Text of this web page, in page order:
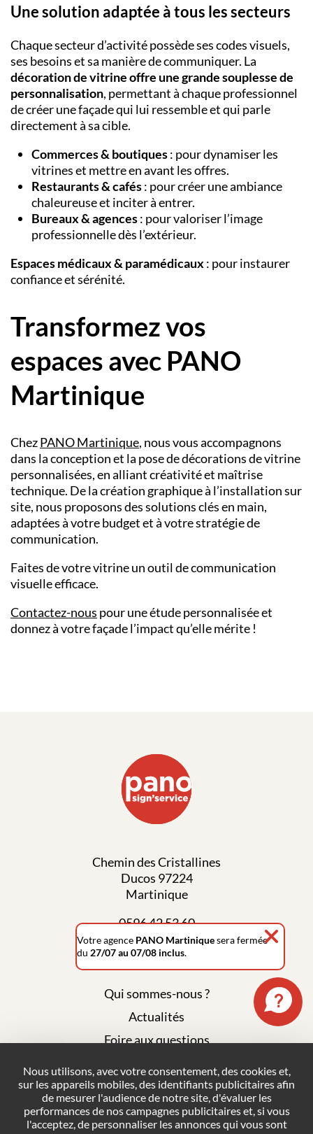
Une solution adaptée à tous les secteurs
Chaque secteur d’activité possède ses codes visuels,
ses besoins et sa manière de communiquer. La
décoration de vitrine offre une grande souplesse de
personnalisation, permettant à chaque professionnel
de créer une façade qui lui ressemble et qui parle
directement à sa cible.
Commerces & boutiques: pour dynamiser les
vitrines et mettre en avant les offres.
Restaurants & cafés: pour créer une ambiance
chaleureuse et inciter à entrer.
Bureaux & agences: pour valoriser l’image
professionnelle dès l’extérieur.
Espaces médicaux & paramédicaux: pour instaurer
confiance et sérénité.
Transformez vos
espaces avec PANO
Martinique
ChezPANO Martinique, nous vous accompagnons
dans la conception et la pose de décorations de vitrine
personnalisées, en alliant créativité et maîtrise
technique. De la création graphique à l’installation sur
site, nous proposons des solutions clés en main,
adaptées à votre budget et à votre stratégie de
communication.
Faites de votre vitrine un outil de communication
visuelle efficace.
Contactez-nous pour une étude personnalisée et
donnez à votre façade l’impact qu’elle mérite !
Chemin des Cristallines
Ducos 97224
Martinique
0596 42 53 60
Qui sommes-nous ?
Actualités
Foire aux questions
Plan du site
Politique de confidentialité
Votre agence PANO Martiniquesera fermée
du 27/07 au 07/08 inclus.
Nous utilisons, avec votre consentement, des cookies et,
sur les appareils mobiles, des identifiants publicitaires afin
de mesurer l'audience de notre site, d'évaluer les
performances de nos campagnes publicitaires et, si vous
l'acceptez, de personnaliser les annonces qui vous sont